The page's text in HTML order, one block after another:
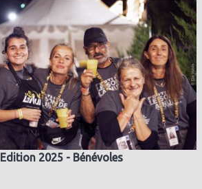
Edition 2025 - Bénévoles